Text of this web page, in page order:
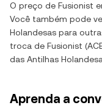
O preço de Fusionist
Você também pode
Holandesas para
troca de Fusionist (
das Antilhas
Aprenda a